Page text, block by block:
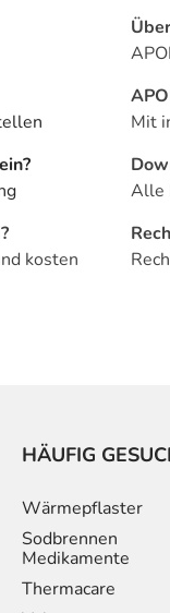
kosten
Mit
Alle
HÄUFIG
Wärmepflaster
Sodbrennen
Medikamente
Thermacare